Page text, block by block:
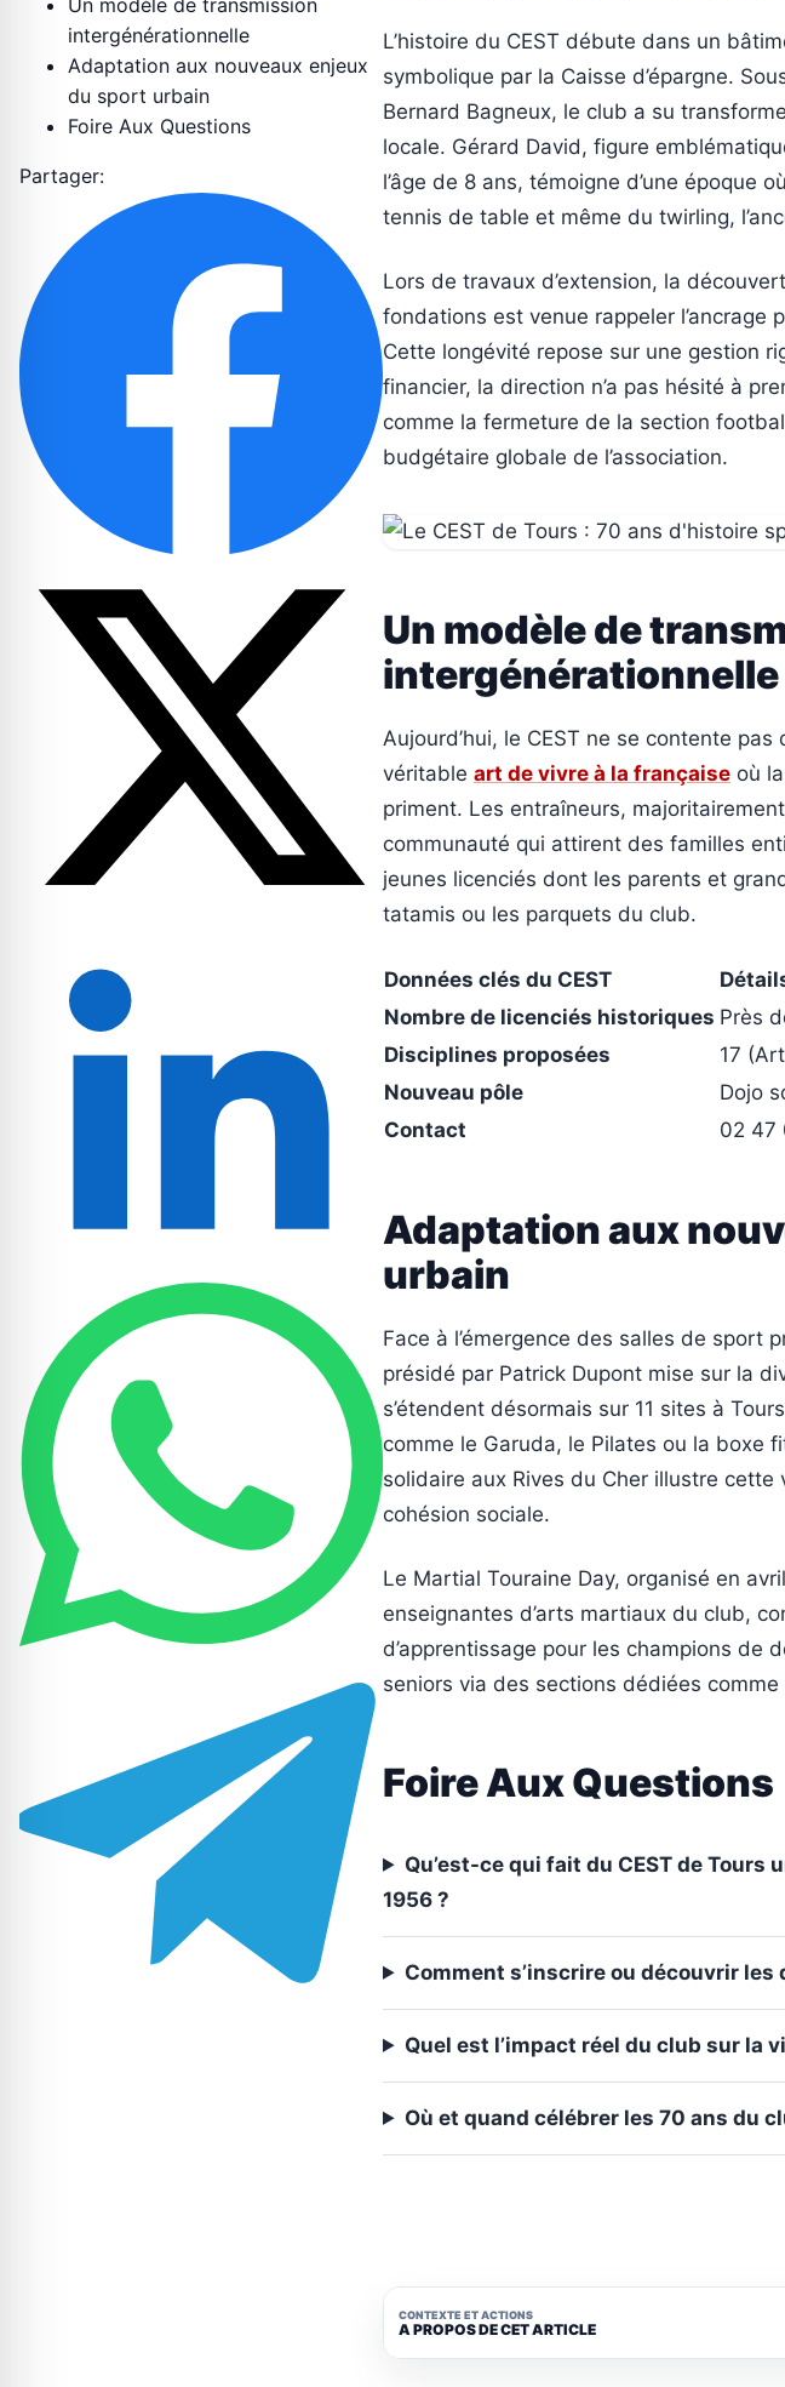
intergénérationnelle
Adaptation aux nouveaux enjeux
du sport urbain
Foire Aux Questions
Partager:
L’histoire du CEST débute dans un
symbolique par la Caisse d’épargne.
Bernard Bagneux, le club a su
locale. Gérard David, figure
l’âge de 8 ans, témoigne d’une époque
tennis de table et même du twirling,
Lors de travaux d’extension, la
fondations est venue rappeler
Cette longévité repose sur une gestion
financier, la direction n’a pas hésité à
comme la fermeture de la section
budgétaire globale de l’association.
Un modèle de
intergénérationnelle
Aujourd’hui, le CEST ne se contente
véritable art de vivre à la française où
priment. Les entraîneurs,
communauté qui attirent des familles
jeunes licenciés dont les parents et
tatamis ou les parquets du club.
Données clés du CEST
Nombre de licenciés historiques Près
Disciplines proposées
17
Nouveau pôle
Dojo
Contact
02 47
Adaptation aux
urbain
Face à l’émergence des salles de sport
présidé par Patrick Dupont mise sur la
s’étendent désormais sur 11 sites à
comme le Garuda, le Pilates ou la boxe
solidaire aux Rives du Cher illustre
cohésion sociale.
Le Martial Touraine Day, organisé en
enseignantes d’arts martiaux du club,
d’apprentissage pour les champions de
seniors via des sections dédiées comme
Foire Aux Questions
Qu’est-ce qui fait du CEST de
1956 ?
Comment s’inscrire ou découvrir les
Quel est l’impact réel du club sur la
Où et quand célébrer les 70 ans du
CONTEXTE ET ACTIONS
A PROPOS DE CET ARTICLE